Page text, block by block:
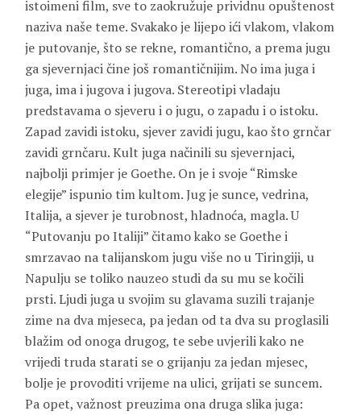
istoimeni film, sve to zaokružuje prividnu opuštenost
naziva naše teme. Svakako je lijepo ići vlakom, vlakom
je putovanje, što se rekne, romantično, a prema jugu
ga sjevernjaci čine još romantičnijim. No ima juga i
juga, ima i jugova i jugova. Stereotipi vladaju
predstavama o sjeveru i o jugu, o zapadu i o istoku.
Zapad zavidi istoku, sjever zavidi jugu, kao što grnčar
zavidi grnčaru. Kult juga načinili su sjevernjaci,
najbolji primjer je Goethe. On je i svoje “Rimske
elegije” ispunio tim kultom. Jug je sunce, vedrina,
Italija, a sjever je turobnost, hladnoća, magla. U
“Putovanju po Italiji” čitamo kako se Goethe i
smrzavao na talijanskom jugu više no u Tiringiji, u
Napulju se toliko nauzeo studi da su mu se kočili
prsti. Ljudi juga u svojim su glavama suzili trajanje
zime na dva mjeseca, pa jedan od ta dva su proglasili
blažim od onoga drugog, te sebe uvjerili kako ne
vrijedi truda starati se o grijanju za jedan mjesec,
bolje je provoditi vrijeme na ulici, grijati se suncem.
Pa opet, važnost preuzima ona druga slika juga: